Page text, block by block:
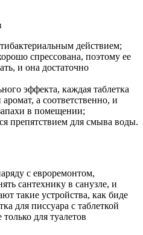
действием;
спрессована, поэтому ее
и она достаточно
эффекта, каждая таблетка
а соответственно, и
в помещении;
препятствием для смыва воды.
с евроремонтом,
сантехнику в санузле, и
такие устройства, как биде
для писсуара с таблеткой
для туалетов